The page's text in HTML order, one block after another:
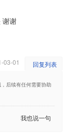
谢谢
03-01 回复列表
后续有任何需要协助
我也说一句